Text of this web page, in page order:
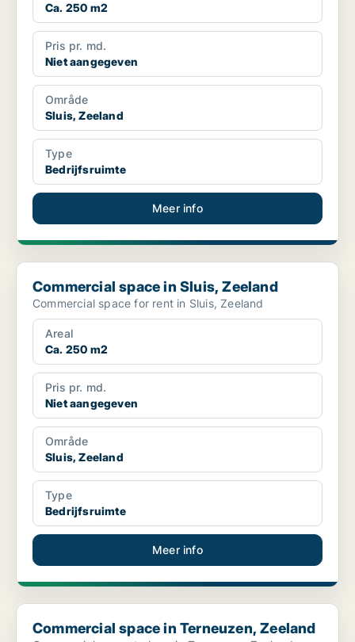
Ca. 250 m2
Pris pr. md.
Niet aangegeven
Område
Sluis, Zeeland
Type
Bedrijfsruimte
Meer info
Commercial space in Sluis, Zeeland
Commercial space in Sluis, Zeeland
Commercial space for rent in Sluis, Zeeland
Areal
Ca. 250 m2
Pris pr. md.
Niet aangegeven
Område
Sluis, Zeeland
Type
Bedrijfsruimte
Meer info
Commercial space in Terneuzen, Zeeland
Commercial space in Terneuzen, Zeeland